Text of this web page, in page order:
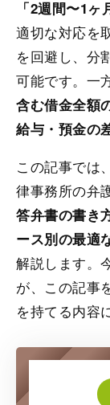
「2週間〜1
適切な対応を
を回避し、分
可能です。一
含む借金全額
給与・預金の
この記事では
律事務所の弁
答弁書の書き
ース別の最適
解説します。
が、この記事
を持てる内容